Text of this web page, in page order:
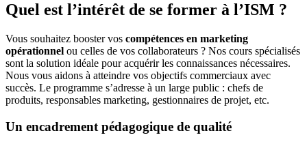
Quel est l’intérêt de se former à l’ISM ?
Vous souhaitez booster vos compétences en marketing
opérationnel ou celles de vos collaborateurs ? Nos cours spécialisés
sont la solution idéale pour acquérir les connaissances nécessaires.
Nous vous aidons à atteindre vos objectifs commerciaux avec
succès. Le programme s’adresse à un large public : chefs de
produits, responsables marketing, gestionnaires de projet, etc.
Un encadrement pédagogique de qualité